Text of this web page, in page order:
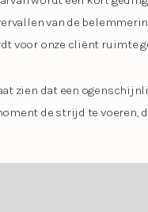
van de
voor onze cliënt ruimte
zien dat een
de strijd te voeren,